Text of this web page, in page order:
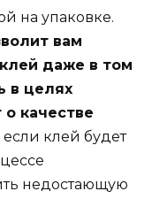
на упаковке.
вам
даже в том
в целях
качестве
если клей будет
недостающую